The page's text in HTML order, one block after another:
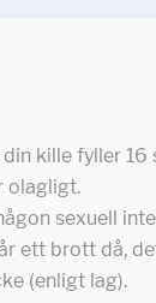
kille fyller 16
olagligt.
sexuell
ett brott då,
(enligt lag).